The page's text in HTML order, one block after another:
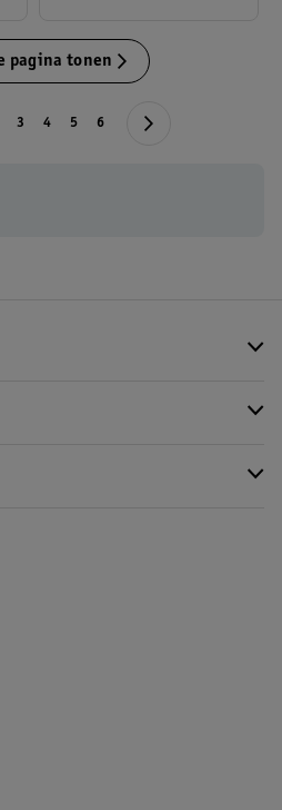
pagina tonen
3 4 5 6